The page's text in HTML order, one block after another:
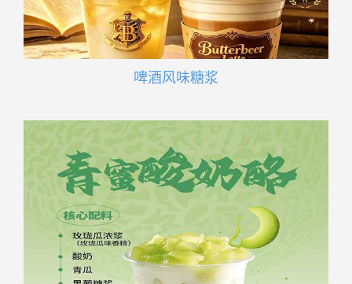
啤酒风味糖浆